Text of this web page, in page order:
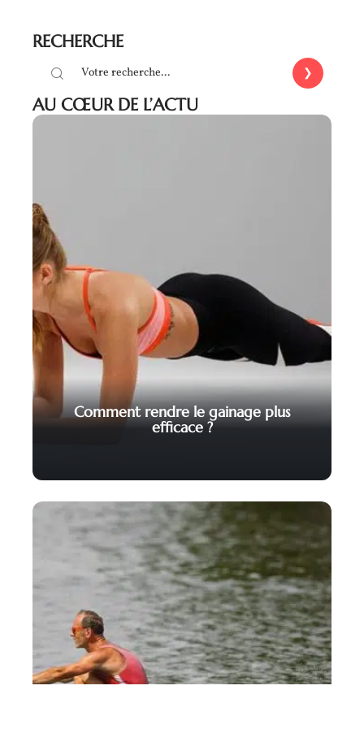
RECHERCHE
AU CŒUR DE L’ACTU
Comment rendre le gainage plus
efficace ?